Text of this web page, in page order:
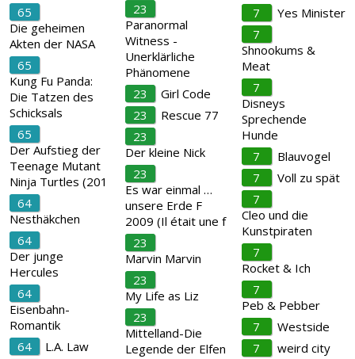
65
Die geheimen
Akten der NASA
65
Kung Fu Panda:
Die Tatzen des
Schicksals
65
Der Aufstieg der
Teenage Mutant
Ninja Turtles (201
64
Nesthäkchen
64
Der junge
Hercules
64
Eisenbahn-
Romantik
64
L.A. Law
23
Paranormal
Witness -
Unerklärliche
Phänomene
23
Girl Code
23
Rescue 77
23
Der kleine Nick
23
Es war einmal …
unsere Erde F
2009 (Il était une f
23
Marvin Marvin
23
My Life as Liz
23
Mittelland-Die
Legende der Elfen
7
Yes Minister
7
Shnookums &
Meat
7
Disneys
Sprechende
Hunde
7
Blauvogel
7
Voll zu spät
7
Cleo und die
Kunstpiraten
7
Rocket & Ich
7
Peb & Pebber
7
Westside
7
weird city